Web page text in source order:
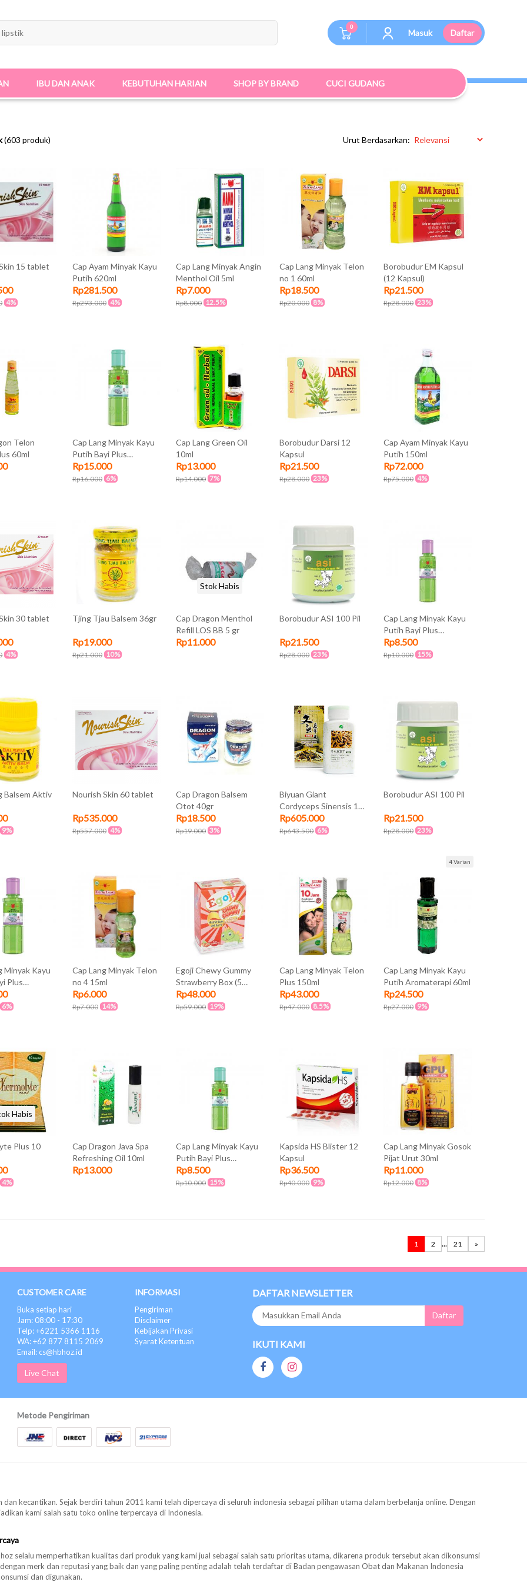
0
Masuk Daftar
IBU DAN ANAK KEBUTUHAN HARIAN SHOP BY BRAND CUCI GUDANG
(603 produk) Urut Berdasarkan:
15 tablet
4%
Cap Ayam Minyak Kayu
Putih 620ml
Rp281.500
Rp293.000 4%
Cap Lang Minyak Angin
Menthol Oil 5ml
Rp7.000
Rp8.000 12.5%
Cap Lang Minyak Telon
no 1 60ml
Rp18.500
Rp20.000 8%
Borobudur EM Kapsul
(12 Kapsul)
Rp21.500
Rp28.000 23%
Telon
60ml
Cap Lang Minyak Kayu
Putih Bayi Plus
Chamomile 60ml
Rp15.000
Rp16.000 6%
Cap Lang Green Oil
10ml
Rp13.000
Rp14.000 7%
Borobudur Darsi 12
Kapsul
Rp21.500
Rp28.000 23%
Cap Ayam Minyak Kayu
Putih 150ml
Rp72.000
Rp75.000 4%
30 tablet
4%
Tjing Tjau Balsem 36gr
Rp19.000
Rp21.000 10%
Cap Dragon Menthol
Refill LOS BB 5 gr
Rp11.000
Stok Habis
Borobudur ASI 100 Pil
Rp21.500
Rp28.000 23%
Cap Lang Minyak Kayu
Putih Bayi Plus
Lavender 30ml
Rp8.500
Rp10.000 15%
Balsem Aktiv
9%
Nourish Skin 60 tablet
Rp535.000
Rp557.000 4%
Cap Dragon Balsem
Otot 40gr
Rp18.500
Rp19.000 3%
Biyuan Giant
Cordyceps Sinensis 100
kapsul
Rp605.000
Rp643.500 6%
Borobudur ASI 100 Pil
Rp21.500
Rp28.000 23%
Minyak Kayu
Plus
6%
Cap Lang Minyak Telon
no 4 15ml
Rp6.000
Rp7.000 14%
Egoji Chewy Gummy
Strawberry Box (5
Sachet @ 20gr)
Rp48.000
Rp59.000 19%
Cap Lang Minyak Telon
Plus 150ml
Rp43.000
Rp47.000 8.5%
4 Varian
Cap Lang Minyak Kayu
Putih Aromaterapi 60ml
Rp24.500
Rp27.000 9%
Plus 10
4%
Habis
Cap Dragon Java Spa
Refreshing Oil 10ml
Rp13.000
Cap Lang Minyak Kayu
Putih Bayi Plus
Chamomile 30ml
Rp8.500
Rp10.000 15%
Kapsida HS Blister 12
Kapsul
Rp36.500
Rp40.000 9%
Cap Lang Minyak Gosok
Pijat Urut 30ml
Rp11.000
Rp12.000 8%
1 2 ... 21 »
CUSTOMER CARE
Buka setiap hari
Jam: 08:00 - 17:30
Telp: +6221 5366 1116
WA: +62 877 8115 2069
Email: cs@hbhoz.id
Live Chat
INFORMASI
Pengiriman
Disclaimer
Kebijakan Privasi
Syarat Ketentuan
DAFTAR NEWSLETTER
IKUTI KAMI
Metode Pengiriman
kecantikan. Sejak berdiri tahun 2011 kami telah dipercaya di seluruh indonesia sebagai pilihan utama dalam berbelanja online. Dengan
kami salah satu toko online terpercaya di Indonesia.
selalu memperhatikan kualitas dari produk yang kami jual sebagai salah satu prioritas utama, dikarena produk tersebut akan dikonsumsi
merk dan reputasi yang baik dan yang paling penting adalah telah terdaftar di Badan pengawasan Obat dan Makanan Indonesia
dan digunakan.